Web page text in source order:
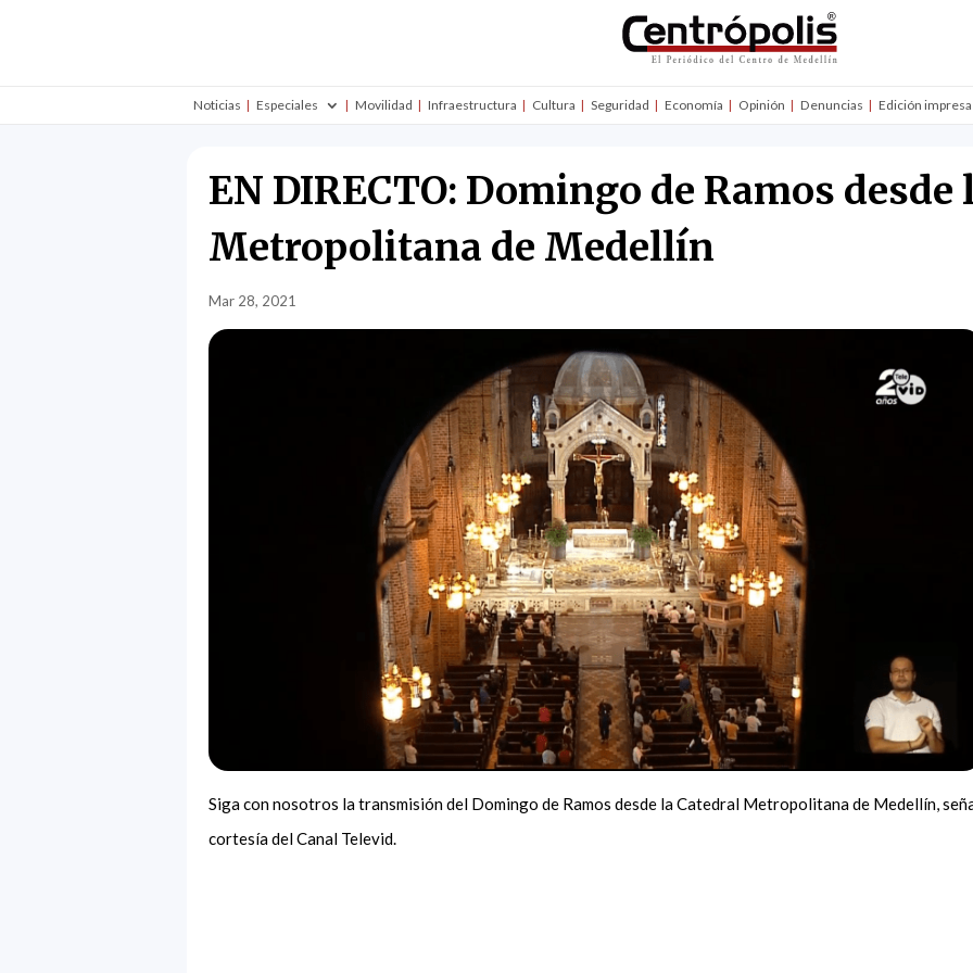
Noticias Especiales Movilidad Infraestructura Cultura Seguridad Economía Opinión Denuncias Edición impresa
EN DIRECTO: Domingo de Ramos desde
Metropolitana de Medellín
Mar 28, 2021
Siga con nosotros la transmisión del Domingo de Ramos desde la Catedral Metropolitana de Medellín,
cortesía del Canal Televid.